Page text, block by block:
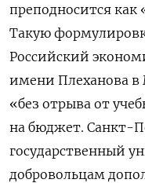
преподносится
Такую
Российский
имени Плеханова в
«без отрыва от
на бюджет. Санкт-
государственный
добровольцам